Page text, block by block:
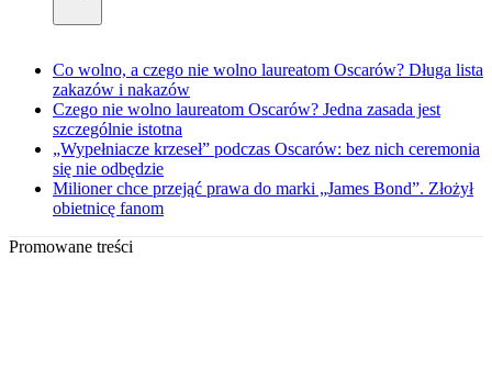
Co wolno, a czego nie wolno laureatom Oscarów? Długa lista
zakazów i nakazów
Czego nie wolno laureatom Oscarów? Jedna zasada jest
szczególnie istotna
„Wypełniacze krzeseł” podczas Oscarów: bez nich ceremonia
się nie odbędzie
Milioner chce przejąć prawa do marki „James Bond”. Złożył
obietnicę fanom
Promowane treści